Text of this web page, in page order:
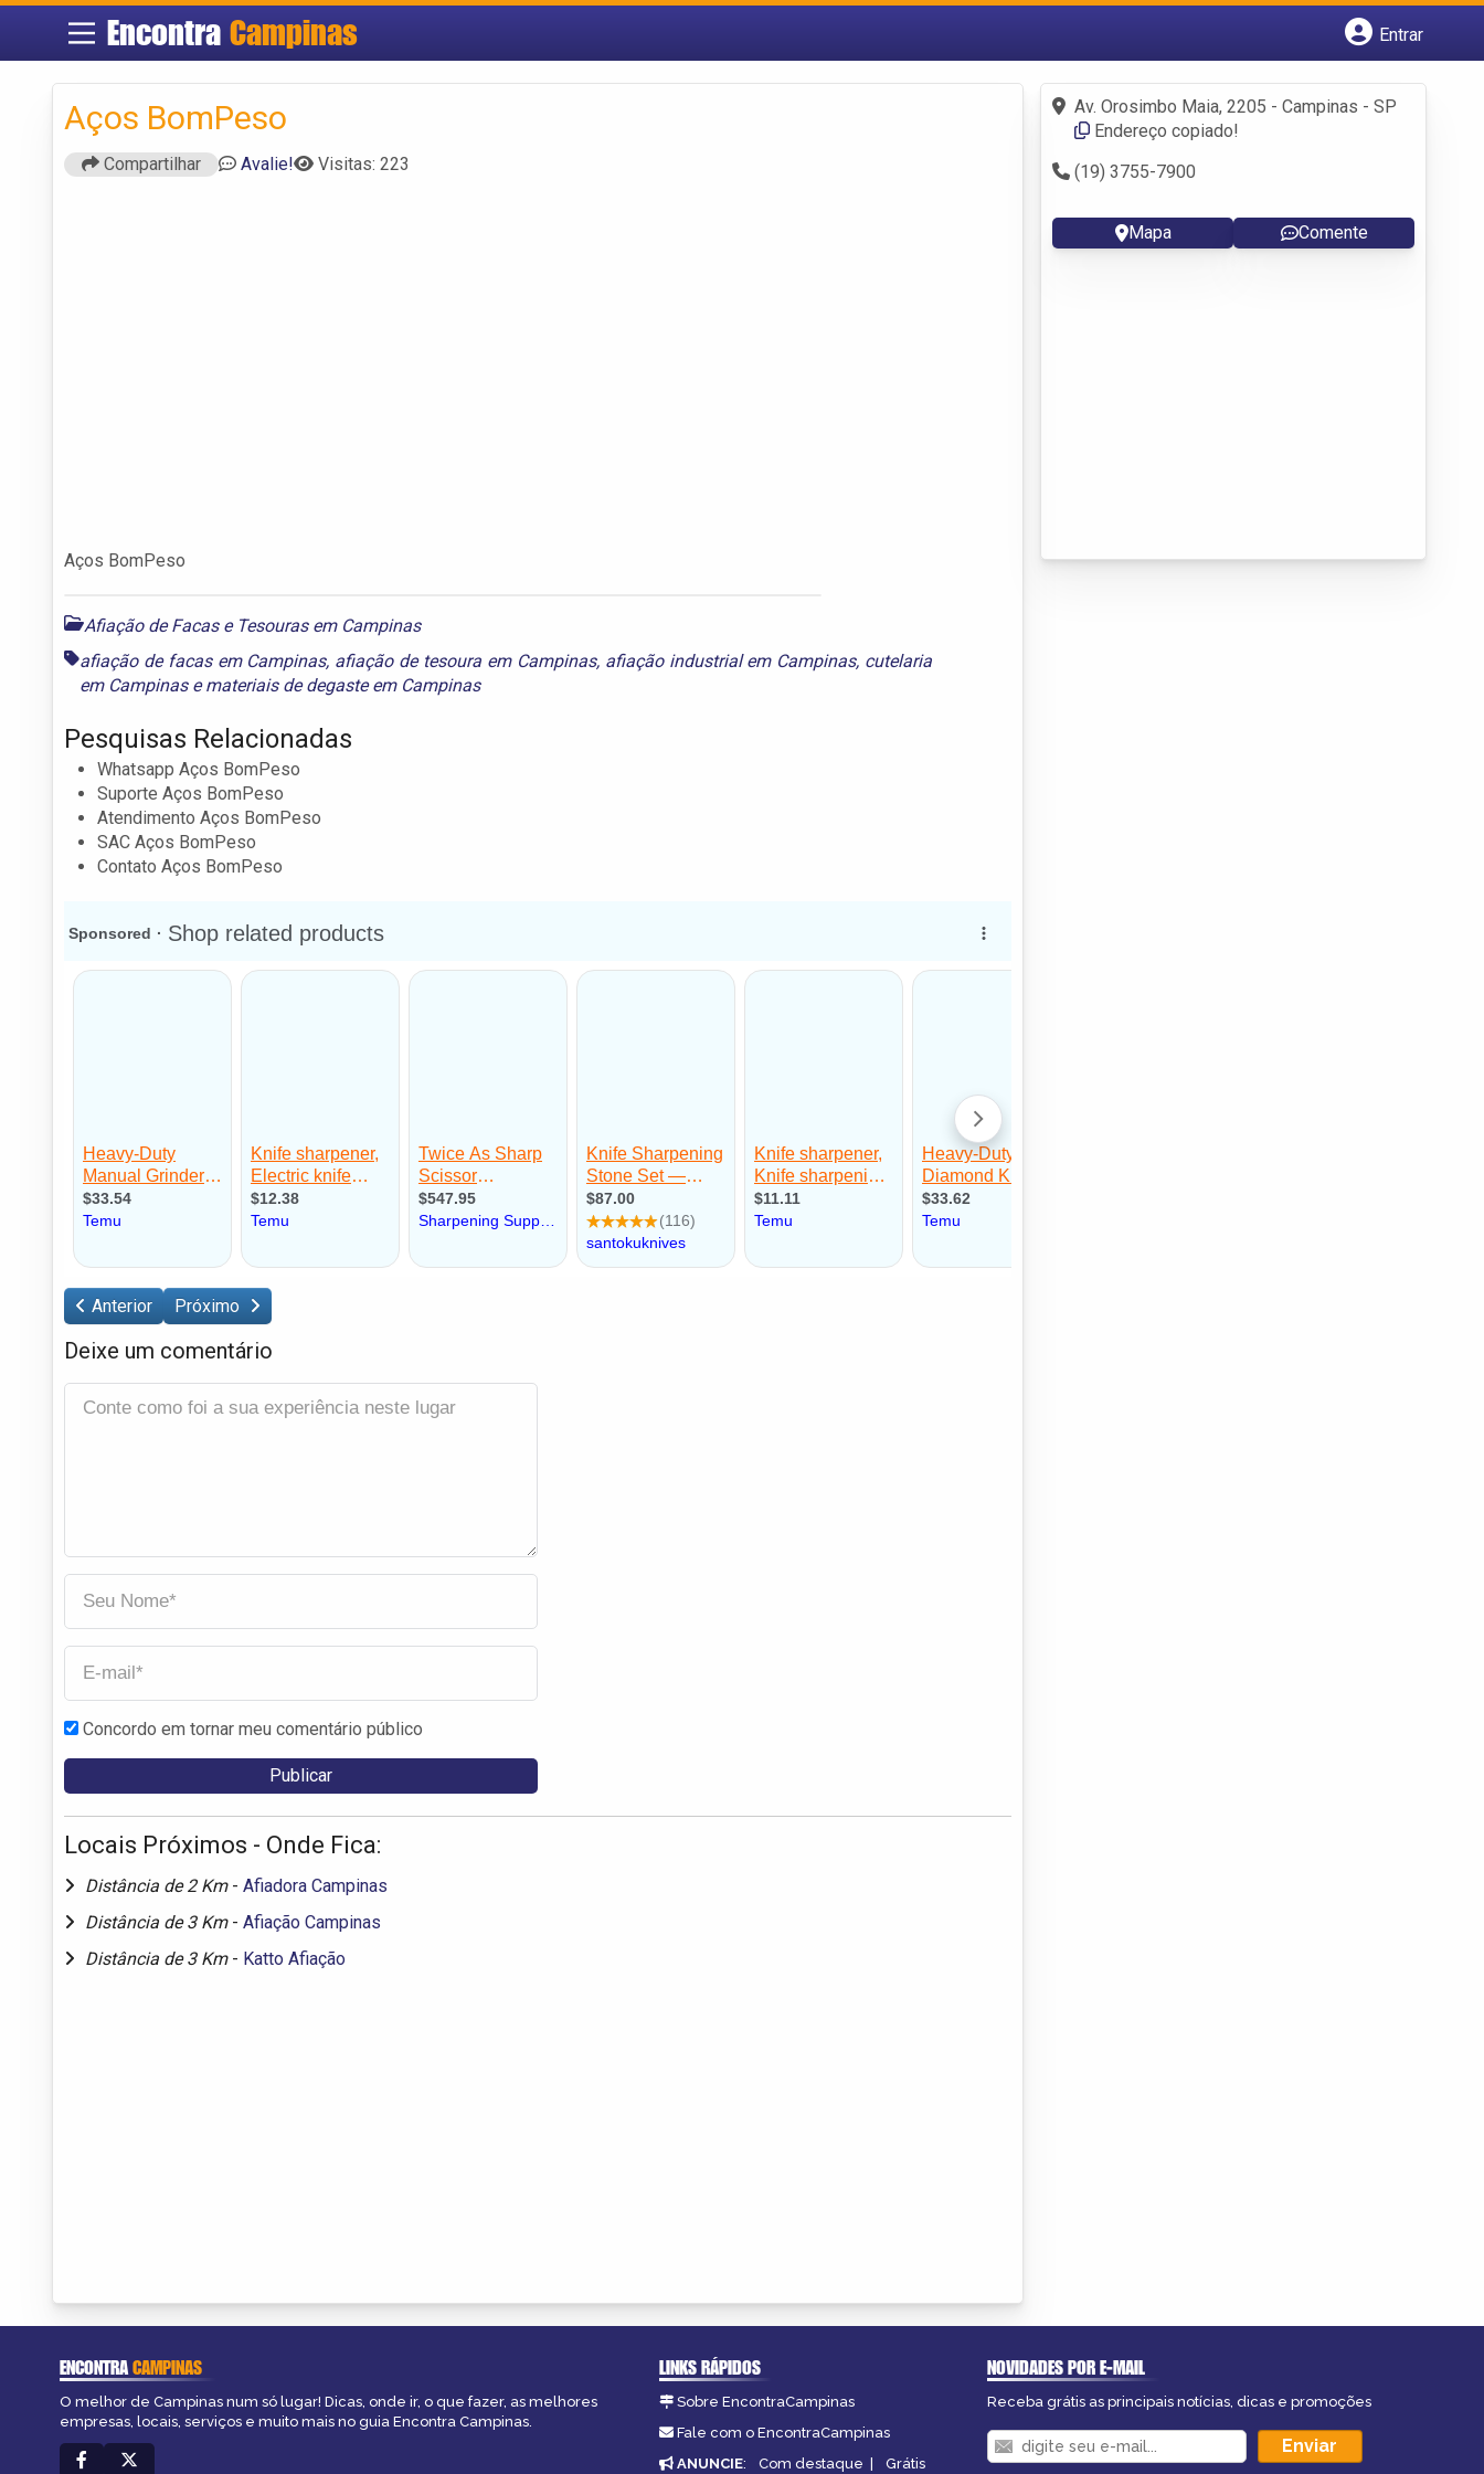
EncontraCampinas
Entrar
Fazer login
Criar conta
Aços BomPeso
Compartilhar Avalie! Visitas: 223
Aços BomPeso
Afiação de Facas e Tesouras em Campinas
afiação de facas em Campinas, afiação de tesoura em Campinas, afiação industrial em Campinas, cutelaria
em Campinasemateriais de degaste em Campinas
Pesquisas Relacionadas
Whatsapp Aços BomPeso
Suporte Aços BomPeso
Atendimento Aços BomPeso
SAC Aços BomPeso
Contato Aços BomPeso
Anterior Próximo
Deixe um comentário
Concordo em tornar meu comentário público
Locais Próximos - Onde Fica:
Distância de 2 Km - Afiadora Campinas
Distância de 3 Km - Afiação Campinas
Distância de 3 Km - Katto Afiação
Av. Orosimbo Maia, 2205 - Campinas - SP
Endereço copiado!
(19) 3755-7900
Mapa Comente
ENCONTRACAMPINAS
O melhor de Campinas num só lugar! Dicas, onde ir, o que fazer, as melhores
empresas, locais, serviços e muito mais no guia Encontra Campinas.
LINKS RÁPIDOS
Sobre EncontraCampinas
Fale com o EncontraCampinas
ANUNCIE: Com destaque | Grátis
NOVIDADES POR E-MAIL
Receba grátis as principais notícias, dicas e promoções